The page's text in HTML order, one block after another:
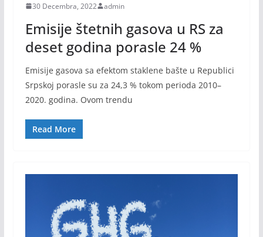
30 Decembra, 2022 admin
Emisije štetnih gasova u RS za
deset godina porasle 24 %
Emisije gasova sa efektom staklene bašte u Republici
Srpskoj porasle su za 24,3 % tokom perioda 2010–
2020. godina. Ovom trendu
Read More